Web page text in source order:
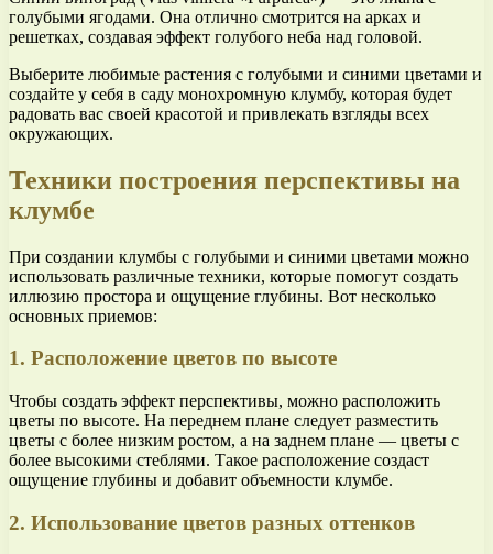
голубыми ягодами. Она отлично смотрится на арках и
решетках, создавая эффект голубого неба над головой.
Выберите любимые растения с голубыми и синими цветами и
создайте у себя в саду монохромную клумбу, которая будет
радовать вас своей красотой и привлекать взгляды всех
окружающих.
Техники построения перспективы на
клумбе
При создании клумбы с голубыми и синими цветами можно
использовать различные техники, которые помогут создать
иллюзию простора и ощущение глубины. Вот несколько
основных приемов:
1. Расположение цветов по высоте
Чтобы создать эффект перспективы, можно расположить
цветы по высоте. На переднем плане следует разместить
цветы с более низким ростом, а на заднем плане — цветы с
более высокими стеблями. Такое расположение создаст
ощущение глубины и добавит объемности клумбе.
2. Использование цветов разных оттенков